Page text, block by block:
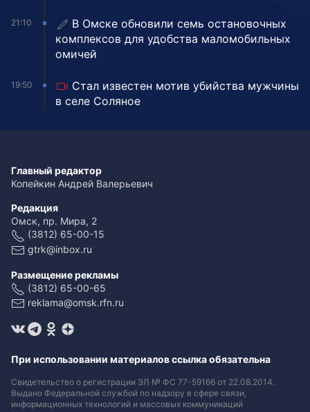
21:10
В Омске обновили семь остановочных
комплексов для удобства маломобильных
омичей
19:50
Стал известен мотив убийства мужчины
в селе Соляное
Главный редактор
Копейкин Андрей Валерьевич
Редакция
Омск, пр. Мира, 2
(3812) 65-00-15
gtrk@inbox.ru
Размещение рекламы
(3812) 65-00-65
reklama@omsk.rfn.ru
При использовании материалов ссылка обязательна
Свидетельство о регистрации ЭЛ № ФС 77-59166 от 22.08.2014.
Выдано Федеральной службой по надзору в сфере связи,
информационных технологий и массовых коммуникаций